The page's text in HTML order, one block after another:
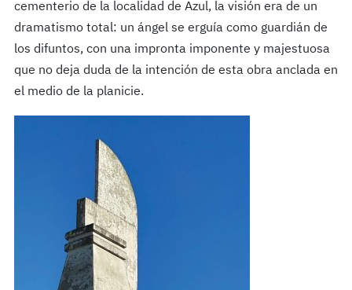
cementerio de la localidad de Azul, la visión era de un
dramatismo total: un ángel se erguía como guardián de
los difuntos, con una impronta imponente y majestuosa
que no deja duda de la intención de esta obra anclada en
el medio de la planicie.